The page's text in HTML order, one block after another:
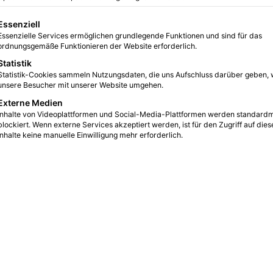
118 3 Minuten gelesen
eine Liste der Service-Gruppen, für die eine Einwilligung erteilt
Services ermöglichen grundlegende Funktionen und sind für das
Funktionieren der Website erforderlich.
Cookies sammeln Nutzungsdaten, die uns Aufschluss darüber geben,
Besucher mit unserer Website umgehen.
Medien
von Videoplattformen und Social-Media-Plattformen werden
Wenn externe Services akzeptiert werden, ist für den Zugriff auf
keine manuelle Einwilligung mehr erforderlich.